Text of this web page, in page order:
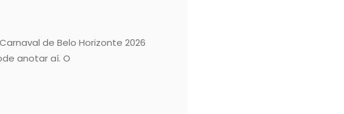
de Belo Horizonte 2026
anotar aí. O